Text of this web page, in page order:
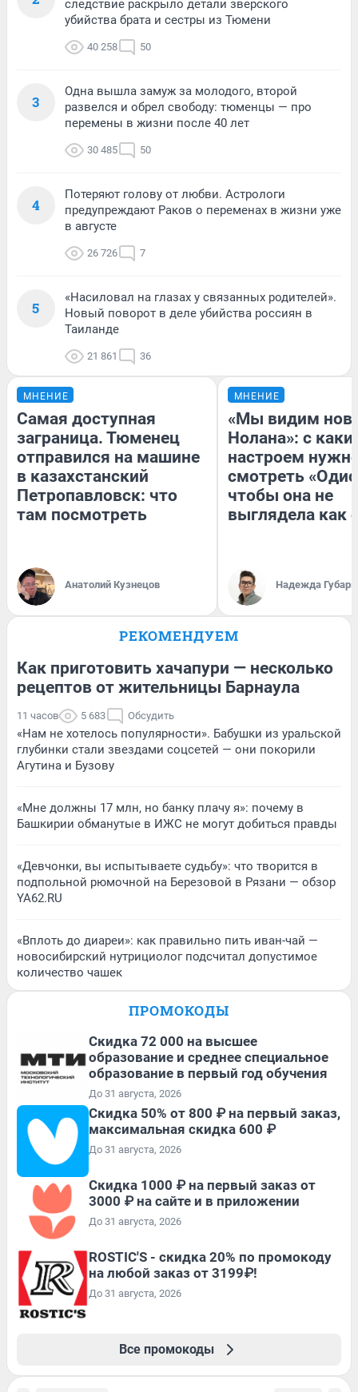
следствие раскрыло детали зверского
убийства брата и сестры из Тюмени
40 258 50
3
Одна вышла замуж за молодого, второй
развелся и обрел свободу: тюменцы — про
перемены в жизни после 40 лет
30 485 50
4
Потеряют голову от любви. Астрологи
предупреждают Раков о переменах в жизни уже
в августе
26 726 7
5
«Насиловал на глазах у связанных родителей».
Новый поворот в деле убийства россиян в
Таиланде
21 861 36
МНЕНИЕ
Самая доступная
заграница. Тюменец
отправился на машине
в казахстанский
Петропавловск: что
там посмотреть
Анатолий Кузнецов
МНЕНИЕ
«Мы видим
Нолана»: с
настроем
смотреть
чтобы она не
выглядела как
Надежда Губарь
РЕКОМЕНДУЕМ
Как приготовить хачапури — несколько
рецептов от жительницы Барнаула
11 часов 5 683 Обсудить
«Нам не хотелось популярности». Бабушки из уральской
глубинки стали звездами соцсетей — они покорили
Агутина и Бузову
«Мне должны 17 млн, но банку плачу я»: почему в
Башкирии обманутые в ИЖС не могут добиться правды
«Девчонки, вы испытываете судьбу»: что творится в
подпольной рюмочной на Березовой в Рязани — обзор
YA62.RU
«Вплоть до диареи»: как правильно пить иван-чай —
новосибирский нутрициолог подсчитал допустимое
количество чашек
ПРОМОКОДЫ
Скидка 72 000 на высшее
образование и среднее специальное
образование в первый год обучения
До 31 августа, 2026
Скидка 50% от 800 ₽ на первый заказ,
максимальная скидка 600 ₽
До 31 августа, 2026
Скидка 1000 ₽ на первый заказ от
3000 ₽ на сайте и в приложении
До 31 августа, 2026
ROSTIC'S - скидка 20% по промокоду
на любой заказ от 3199₽!
До 31 августа, 2026
Все промокоды